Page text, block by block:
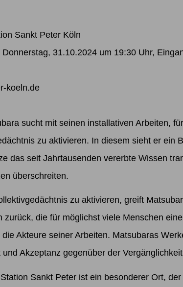
Sankt Peter Köln
Donnerstag, 31.10.2024 um 19:30 Uhr,
koeln.de
sucht mit seinen installativen Arbeiten,
zu aktivieren. In diesem sieht er ein
das seit Jahrtausenden vererbte Wissen
überschreiten.
zu aktivieren, greift
zurück, die für möglichst viele Menschen
die Akteure seiner Arbeiten. Matsubaras
und Akzeptanz gegenüber der
Sankt Peter ist ein besonderer Ort,